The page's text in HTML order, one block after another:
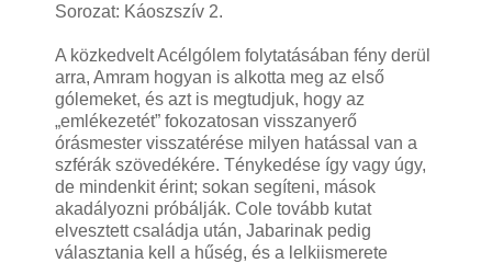
Sorozat: Káoszszív 2.
A közkedvelt Acélgólem folytatásában fény derül
arra, Amram hogyan is alkotta meg az első
gólemeket, és azt is megtudjuk, hogy az
„emlékezetét” fokozatosan visszanyerő
órásmester visszatérése milyen hatással van a
szférák szövedékére. Ténykedése így vagy úgy,
de mindenkit érint; sokan segíteni, mások
akadályozni próbálják. Cole tovább kutat
elvesztett családja után, Jabarinak pedig
választania kell a hűség, és a lelkiismerete